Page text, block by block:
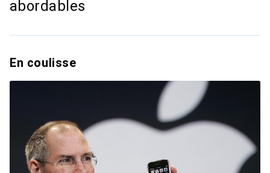
abordables
En coulisse